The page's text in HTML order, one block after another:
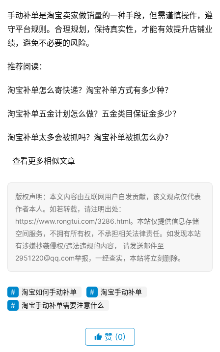
化
A
观
商
营
直
货
流
推
广
私
域
社
手动补单是淘宝卖家做销量的一种手段，但需谨慎操作，遵
守平台规则。合理规划，保持真实性，才能有效提升店铺业
绩，避免不必要的风险。
推荐阅读：
淘宝补单怎么寄快递？淘宝补单方式有多少种？
淘宝补单五金计划怎么做？五金类目保证金多少？
淘宝补单太多会被抓吗？淘宝补单被抓怎么办？
  查看更多相似文章
版权声明：本文内容由互联网用户自发贡献，该文观点仅代表
作者本人。如若转载，请注明出处：
https://www.rongtui.com/3286.html。本站仅提供信息存储
空间服务，不拥有所有权，不承担相关法律责任。如发现本站
有涉嫌抄袭侵权/违法违规的内容， 请发送邮件至
2951220@qq.com举报，一经查实，本站将立刻删除。
淘宝如何手动补单
淘宝手动补单
淘宝手动补单需要注意什么
赞 (0)